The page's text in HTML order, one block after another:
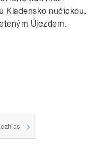
Kladensko nučickou.
Újezdem.